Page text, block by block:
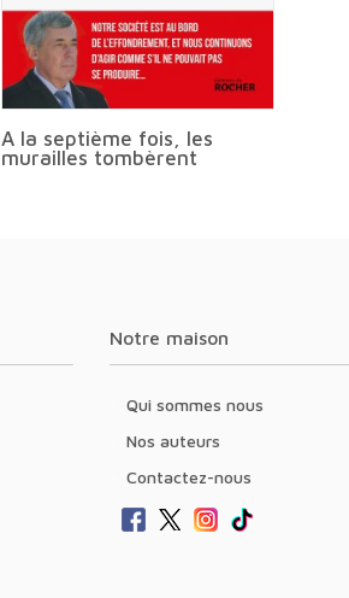
A la septième fois, les
murailles tombèrent
Notre maison
Qui sommes nous
Nos auteurs
Contactez-nous